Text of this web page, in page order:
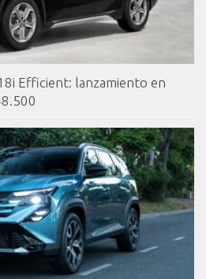
Efficient: lanzamiento en